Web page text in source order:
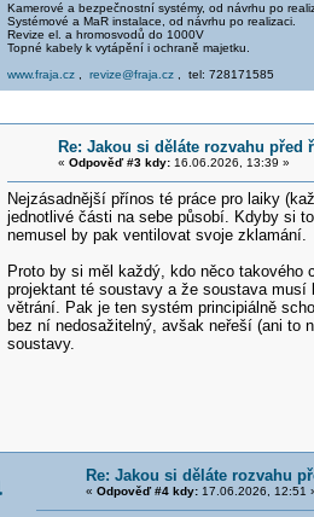
Kamerové a bezpečnostní systémy, od návrhu po
Systémové a MaR instalace, od návrhu po realizaci.
Revize el. a hromosvodů do 1000V
Topné kabely k vytápění i ochraně majetku.
www.fraja.cz, revize@fraja.cz, tel: 728171585
Re: Jakou si děláte rozvahu
« Odpověď #3 kdy:16.06.2026, 13:39 »
Nejzásadnější přínos té práce pro laiky
jednotlivé části na sebe působí. Kdyby si
nemusel by pak ventilovat svoje zklamání.
Proto by si měl každý, kdo něco takového
projektant té soustavy a že soustava musí
větrání. Pak je ten systém principiálně
bez ní nedosažitelný, avšak neřeší (ani to
soustavy.
Re: Jakou si děláte rozvahu
« Odpověď #4 kdy:17.06.2026, 12:51